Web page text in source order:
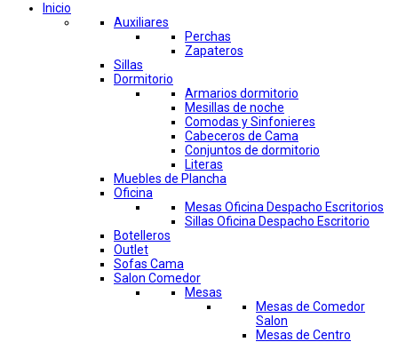
Inicio
Auxiliares
Perchas
Zapateros
Sillas
Dormitorio
Armarios dormitorio
Mesillas de noche
Comodas y Sinfonieres
Cabeceros de Cama
Conjuntos de dormitorio
Literas
Muebles de Plancha
Oficina
Mesas Oficina Despacho Escritorios
Sillas Oficina Despacho Escritorio
Botelleros
Outlet
Sofas Cama
Salon Comedor
Mesas
Mesas de Comedor
Salon
Mesas de Centro